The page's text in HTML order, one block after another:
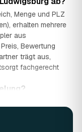
Menge und PLZ
erhalten mehrere
aus
Bewertung
trägt aus,
fachgerecht
in Ludwigsburg